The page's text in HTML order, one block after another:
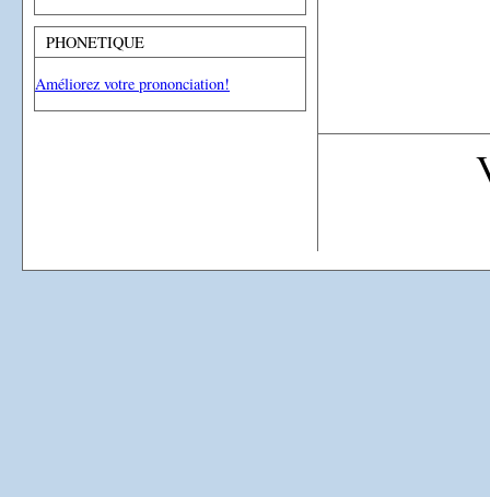
PHONETIQUE
Améliorez votre prononciation!